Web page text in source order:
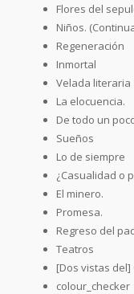
Flores del
Niños.
Regeneración
Inmortal
Velada literaria
La elocuencia.
De todo un
Sueños
Lo de siempre
¿Casualidad o
El minero.
Promesa.
Regreso del
Teatros
[Dos vistas
colour_checker